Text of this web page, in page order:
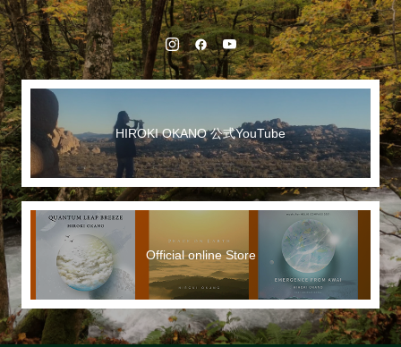
HIROKI OKANO 公式YouTube
Official online Store